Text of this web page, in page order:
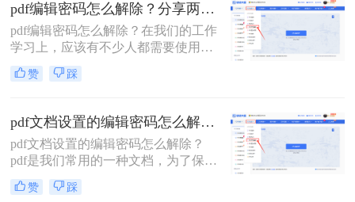
pdf编辑密码怎么解除？分享两种解除密码的方法！
pdf编辑密码怎么解除？在我们的工作
学习上，应该有不少人都需要使用到
PDF文件格式，毕竟这个格式它兼容
性较广，且不易编辑，能较好的保存
被人随意查看，都会选择给文档加
密，今天就来教大家二种方法，轻松
给PDF文档加密。
赞 踩
pdf文档设置的编辑密码怎么解除？分享几个解密方法！
pdf文档设置的编辑密码怎么解除？
pdf是我们常用的一种文档，为了保护
pdf文档的信息安全，很多人会将pdf
文档进行加密。但是如果你需要对pdf
赞 踩